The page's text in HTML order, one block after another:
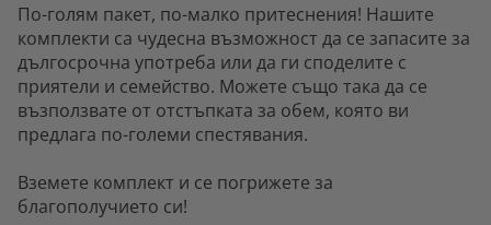
По-голям пакет, по-малко притеснения! Нашите
комплекти са чудесна възможност да се запасите за
дългосрочна употреба или да ги споделите с
приятели и семейство. Можете също така да се
възползвате от отстъпката за обем, която ви
предлага по-големи спестявания.
Вземете комплект и се погрижете за
благополучието си!